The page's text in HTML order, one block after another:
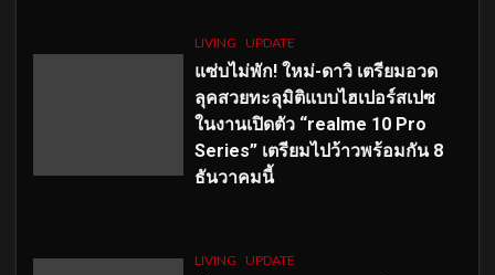
LIVING UPDATE
แซ่บไม่พัก! ใหม่-ดาวิ เตรียมอวด
ลุคสวยทะลุมิติแบบไฮเปอร์สเปซ
ในงานเปิดตัว “realme 10 Pro
Series” เตรียมไปว้าวพร้อมกัน 8
ธันวาคมนี้
LIVING UPDATE